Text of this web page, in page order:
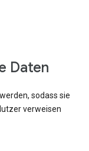
Daten
sodass sie
verweisen